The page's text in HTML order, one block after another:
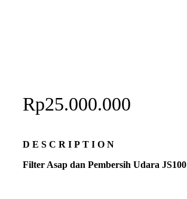
Rp25.000.000
DESCRIPTION
Filter Asap dan Pembersih Udara JS100